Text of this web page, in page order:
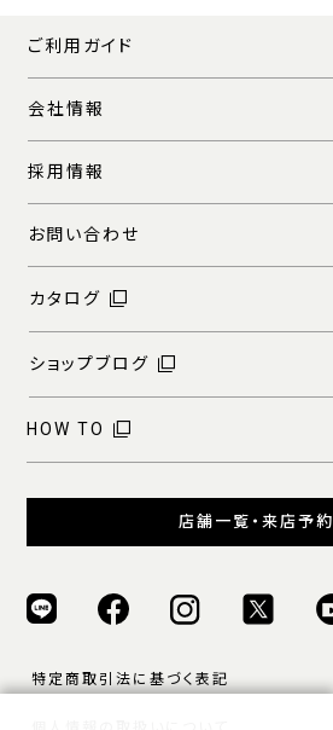
ご利用ガイド
会社情報
採用情報
お問い合わせ
カタログ
ショップブログ
HOW TO
店舗一覧・来店予約
特定商取引法に基づく表記